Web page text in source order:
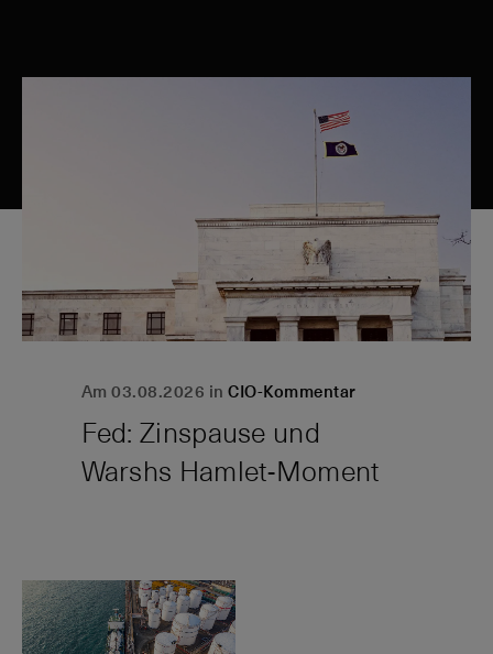
Am 03.08.2026 in CIO-Kommentar
Fed: Zinspause und
Warshs Hamlet-Moment